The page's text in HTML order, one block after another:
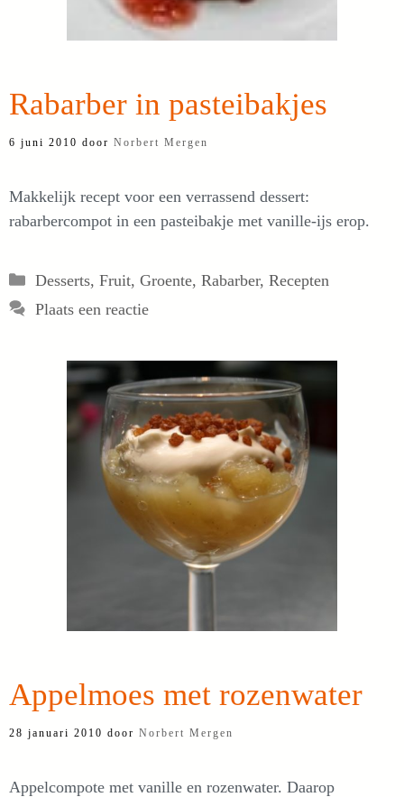
Rabarber in pasteibakjes
6 juni 2010 door Norbert Mergen
Makkelijk recept voor een verrassend dessert:
rabarbercompot in een pasteibakje met vanille-ijs erop.
Categorieën
Desserts, Fruit, Groente, Rabarber, Recepten
Plaats een reactie
Appelmoes met rozenwater
28 januari 2010 door Norbert Mergen
Appelcompote met vanille en rozenwater. Daarop